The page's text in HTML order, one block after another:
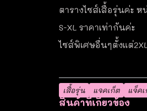
ตารางไซส์เสื้อรุ่นค่ะ ห
S-XL ราคาเท่ากันค่ะ
ไซส์พิเศษอื่นๆตั้งแต่
เสื้อรุ่น แจคเก็ต แจ็ค
สินค้าที่เกี่ยวข้อง